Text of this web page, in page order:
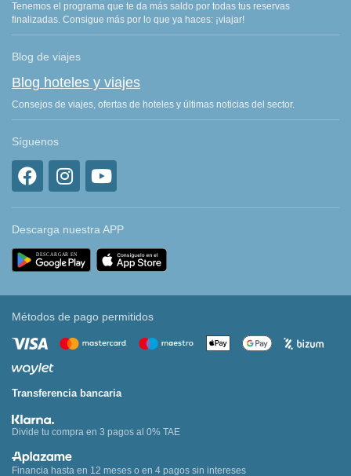
Tenemos el programa que te da más saldo por todas tus reservas
finalizadas. Consigue más por lo que ya haces: ¡viajar!
Blog de viajes
Blog hoteles y viajes
Consejos de viajes, ofertas de hoteles y últimas noticias del sector.
Síguenos
Descarga nuestra APP
Métodos de pago permitidos
Transferencia bancaria
Divide tu compra en 3 pagos al 0% TAE
Financia hasta en 12 meses o en 4 pagos sin intereses